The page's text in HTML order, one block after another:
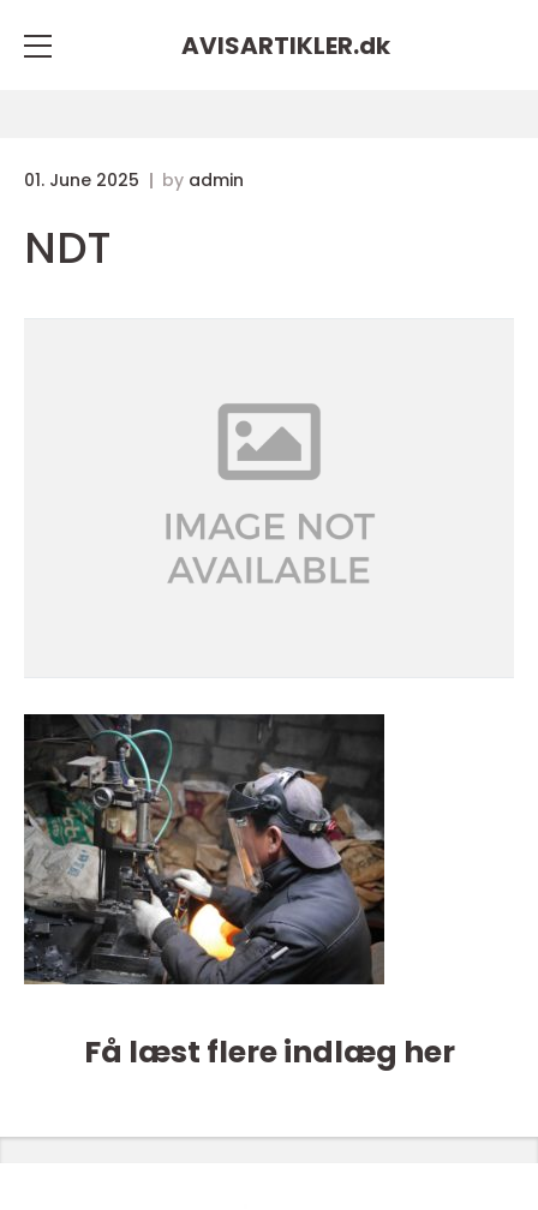
AVISARTIKLER.dk
01. June 2025 by admin
NDT
Få læst flere indlæg her